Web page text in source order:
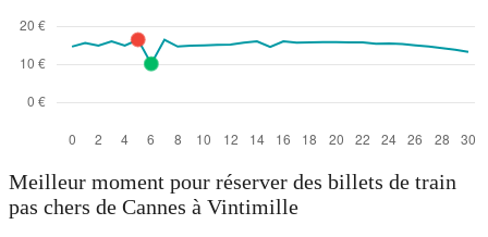
Meilleur moment pour réserver des billets de train
pas chers de Cannes à Vintimille